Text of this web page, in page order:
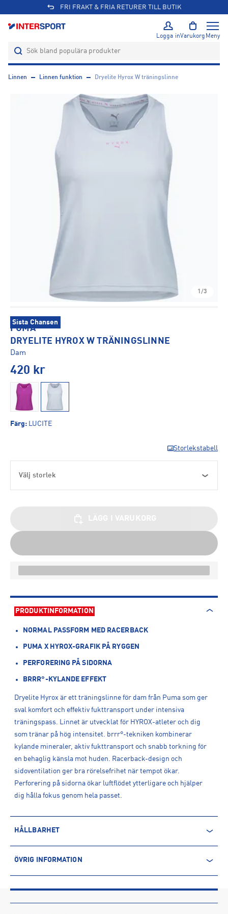
FRI FRAKT & FRIA RETURER TILL BUTIK
Logga inVarukorg Meny
Linnen Linnen funktion Dryelite Hyrox W träningslinne
1/3
Sista Chansen
PUMA
DRYELITE HYROX W TRÄNINGSLINNE
Dam
420 kr
Färg: LUCITE
Storlekstabell
Välj storlek
PRODUKTINFORMATION
NORMAL PASSFORM MED RACERBACK
PUMA X HYROX-GRAFIK PÅ RYGGEN
PERFORERING PÅ SIDORNA
BRRR°-KYLANDE EFFEKT
Dryelite Hyrox är ett träningslinne för dam från Puma som ger
sval komfort och effektiv fukttransport under intensiva
träningspass. Linnet är utvecklat för HYROX-atleter och dig
som tränar på hög intensitet. brrr°-tekniken kombinerar
kylande mineraler, aktiv fukttransport och snabb torkning för
en behaglig känsla mot huden. Racerback-design och
sidoventilation ger bra rörelsefrihet när tempot ökar.
Perforering på sidorna ökar luftflödet ytterligare och hjälper
dig hålla fokus genom hela passet.
HÅLLBARHET
återvunnen polyester kommer däremot främst från PET-flaskor.
Processen innebär minskade utsläpp av koldioxid och mindre
ÖVRIG INFORMATION
Produktnummer: 1613575
Leverantörens produktnummer: 528562